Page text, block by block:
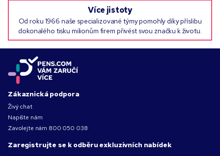
Více jistoty
Od roku 1966 naše specializované týmy pomohly díky příslibu
dokonalého tisku milionům firem přivést svou značku k životu.
Zákaznická podpora
Živý chat
Napište nám
Zavolejte nám 800 050 038
Zaregistrujte se k odběru exkluzivních nabídek